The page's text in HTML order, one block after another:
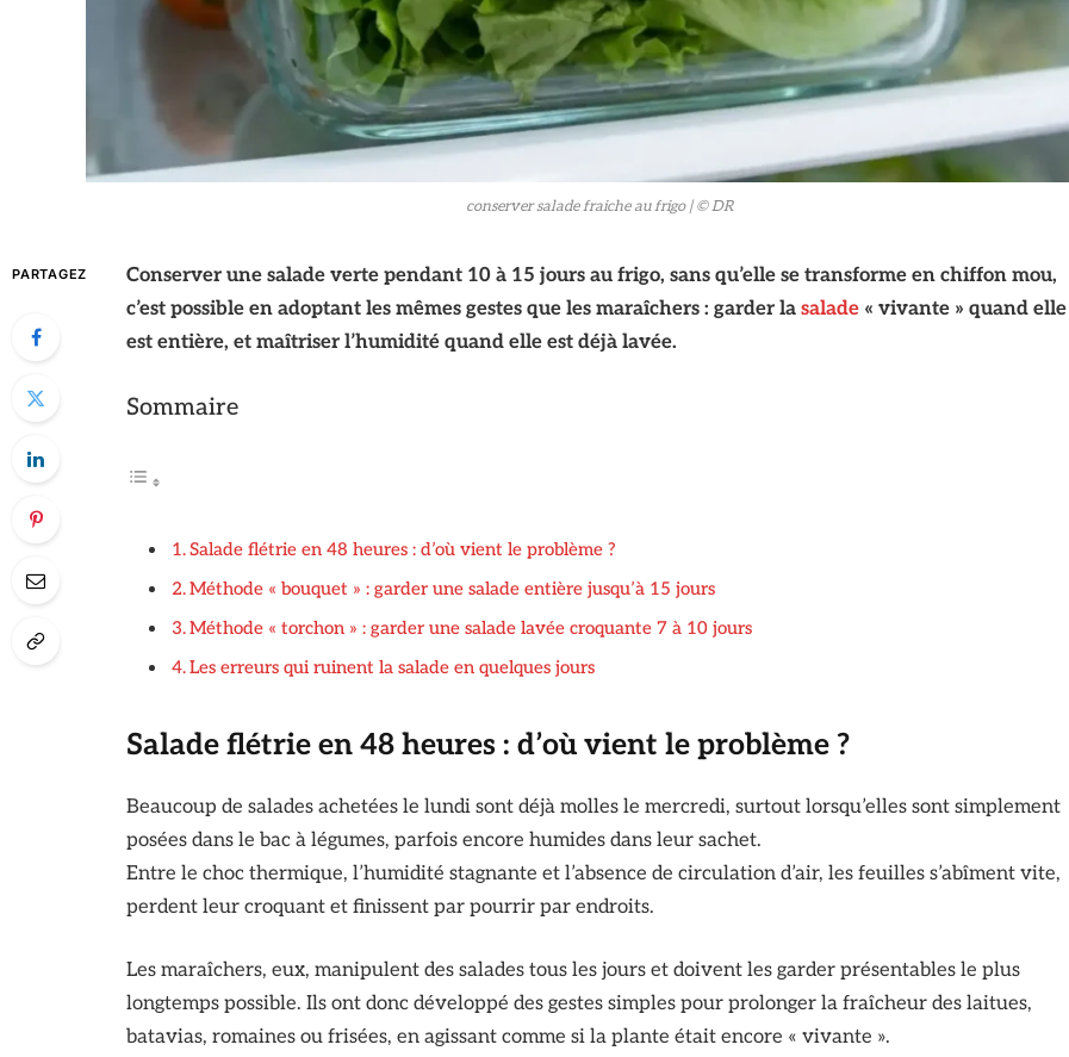
conserver salade fraiche au frigo | © DR
PARTAGEZ
Conserver une salade verte pendant 10 à 15 jours au frigo, sans qu’elle se transforme en chiffon mou,
c’est possible en adoptant les mêmes gestes que les maraîchers : garder la salade« vivante » quand elle
est entière, et maîtriser l’humidité quand elle est déjà lavée.
Sommaire
Salade flétrie en 48 heures : d’où vient le problème ?
Méthode « bouquet » : garder une salade entière jusqu’à 15 jours
Méthode « torchon » : garder une salade lavée croquante 7 à 10 jours
Les erreurs qui ruinent la salade en quelques jours
Salade flétrie en 48 heures : d’où vient le problème ?
Beaucoup de salades achetées le lundi sont déjà molles le mercredi, surtout lorsqu’elles sont simplement
posées dans le bac à légumes, parfois encore humides dans leur sachet.
Entre le choc thermique, l’humidité stagnante et l’absence de circulation d’air, les feuilles s’abîment vite,
perdent leur croquant et finissent par pourrir par endroits.
Les maraîchers, eux, manipulent des salades tous les jours et doivent les garder présentables le plus
longtemps possible. Ils ont donc développé des gestes simples pour prolonger la fraîcheur des laitues,
batavias, romaines ou frisées, en agissant comme si la plante était encore « vivante ».